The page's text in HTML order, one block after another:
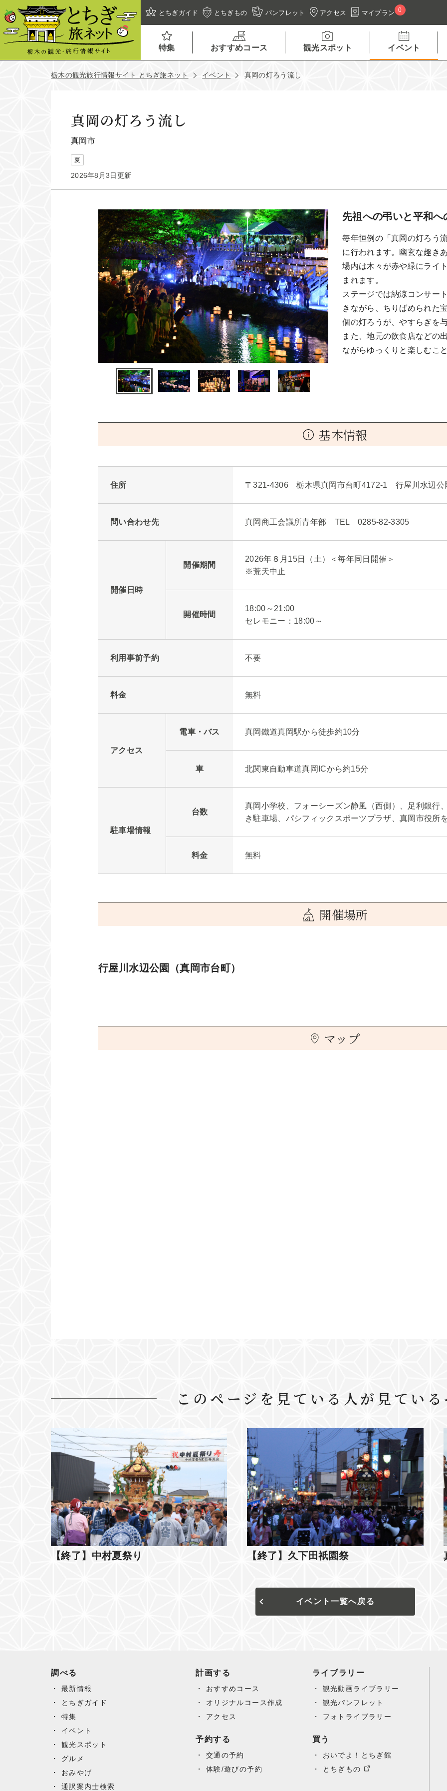
とちぎガイド とちぎもの パンフレット アクセス マイプラン 0
特集 おすすめコース 観光スポット イベント
栃木の観光旅行情報サイト とちぎ旅ネット イベント 真岡の灯ろう流し
真岡の灯ろう流し
真岡市
夏
2026年8月3日更新
先祖への弔いと平和
毎年恒例の「真岡の灯ろう
に行われます。幽玄な趣き
場内は木々が赤や緑にライ
まれます。
ステージでは納涼コンサー
きながら、ちりばめられた
個の灯ろうが、やすらぎを
また、地元の飲食店などの
ながらゆっくりと楽しむこ
基本情報
住所 〒321-4306 栃木県真岡市台町4172-1 行屋川水辺公
問い合わせ先 真岡商工会議所青年部 TEL 0285-82-3305
開催日時
開催期間
2026年８月15日（土）＜毎年同日開催＞
※荒天中止
開催時間
18:00～21:00
セレモニー：18:00～
利用事前予約 不要
料金 無料
アクセス
電車・バス 真岡鐵道真岡駅から徒歩約10分
車 北関東自動車道真岡ICから約15分
駐車場情報
台数
真岡小学校、フォーシーズン静風（西側）、足利銀行
き駐車場、パシフィックスポーツプラザ、真岡市役所
料金 無料
開催場所
行屋川水辺公園（真岡市台町）
マップ
このページを見ている人が見てい
【終了】中村夏祭り 【終了】久下田祇園祭
イベント一覧へ戻る
調べる
最新情報
とちぎガイド
特集
イベント
観光スポット
グルメ
おみやげ
通訳案内士検索
計画する
おすすめコース
オリジナルコース作成
アクセス
予約する
交通の予約
体験/遊びの予約
ライブラリー
観光動画ライブラリー
観光パンフレット
フォトライブラリー
買う
おいでよ！とちぎ館
とちぎもの